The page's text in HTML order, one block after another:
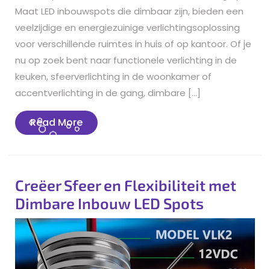
Maat LED inbouwspots die dimbaar zijn, bieden een
veelzijdige en energiezuinige verlichtingsoplossing
voor verschillende ruimtes in huis of op kantoor. Of je
nu op zoek bent naar functionele verlichting in de
keuken, sfeerverlichting in de woonkamer of
accentverlichting in de gang, dimbare […]
Read MoreRead
More
Creëer Sfeer en Flexibiliteit met
Dimbare Inbouw LED Spots